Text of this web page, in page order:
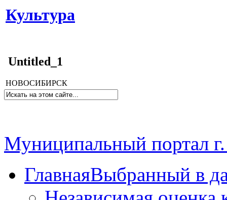
Культура
Untitled_1
НОВОСИБИРСК
Муниципальный портал
ГлавнаяВыбранный в